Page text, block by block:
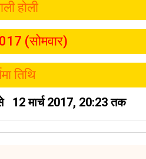
होली
(सोमवार)
तिथि
12 मार्च 2017, 20:23 तक